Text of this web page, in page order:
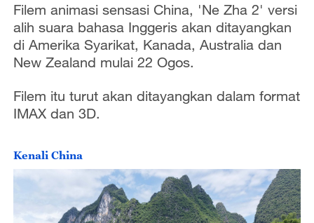
Filem animasi sensasi China, 'Ne Zha 2' versi
alih suara bahasa Inggeris akan ditayangkan
di Amerika Syarikat, Kanada, Australia dan
New Zealand mulai 22 Ogos.
Filem itu turut akan ditayangkan dalam format
IMAX dan 3D.
Kenali China